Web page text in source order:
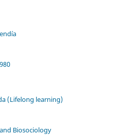
(Lifelong learning)
Biosociology